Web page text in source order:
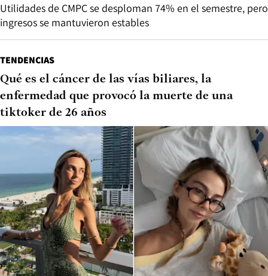
Utilidades de CMPC se desploman 74% en el semestre, pero
ingresos se mantuvieron estables
TENDENCIAS
Qué es el cáncer de las vías biliares, la
enfermedad que provocó la muerte de una
tiktoker de 26 años